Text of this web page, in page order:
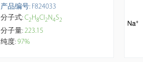
产品编号: F824033
分子式: C2H8Cl2N4S2
分子量: 223.15
纯度: 97%